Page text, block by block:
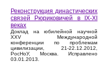
Реконструкция династических
связей Рюриковичей в IX-XI
веках
Доклад на юбилейной научной
XXV Международной
конференции по проблемам
цивилизации, 21-22.12.2012,
РосНоУ, Москва. Исправлено
03.01.2013.